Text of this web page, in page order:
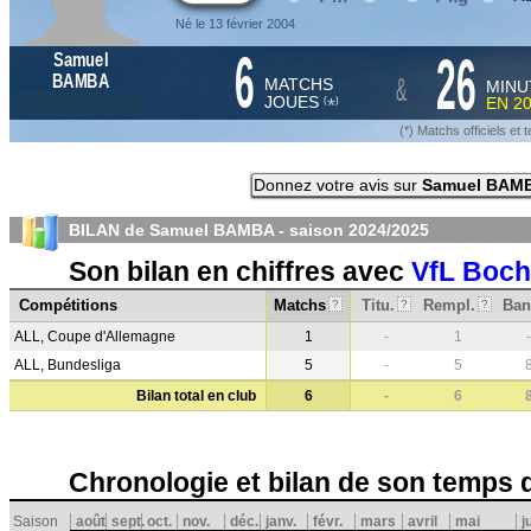
Né le 13 février 2004
Samuel
BAMBA
6 MATCHS
JOUES (*) & 26
EN
(*) Matchs officiels et
Donnez votre avis sur Samuel
BILAN de Samuel BAMBA - saison 2024/2025
Son bilan en chiffres avec VfL
Compétitions Matchs ? Titu. ? Rempl. ?
ALL, Coupe d'Allemagne 1 - 1
-
ALL, Bundesliga
5 - 5
Bilan total en club
6 - 6
Chronologie et bilan de son temps
Saison août sept.oct. nov. déc. janv. févr. mars avril mai